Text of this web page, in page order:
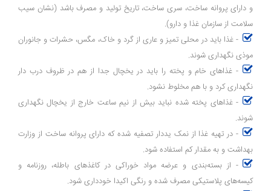
و دارای پروانه ساخت، سری ساخت، تاریخ تولید و مصرف باشد (نشان سیب
سلامت از سازمان غذا و دارو).
- غذا باید در محلی تمیز و عاری از گرد و خاک، مگس، حشرات و جانوران
موذی نگهداری شوند.
- غذاهای خام و پخته را باید در یخچال جدا از هم در ظروف درب دار
نگهداری کرد و با هم مخلوط نشود.
- غذاهای پخته شده نباید بیش از نیم ساعت خارج از یخچال نگهداری
شوند.
- در تهیه غذا از نمک یددار تصفیه شده که دارای پروانه ساخت از وزارت
بهداشت و به مقدار کم استفاده شود.
- از بسته‌بندی و عرضه مواد خوراکی در کاغذهای باطله، روزنامه و
کیسه‌های پلاستیکی مصرف شده و رنگی اکیدا خودداری شود.